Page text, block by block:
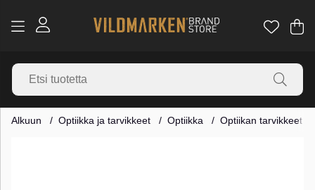
.
Alkuun Optiikka ja tarvikkeet Optiikka Optiikan tarvikkeet